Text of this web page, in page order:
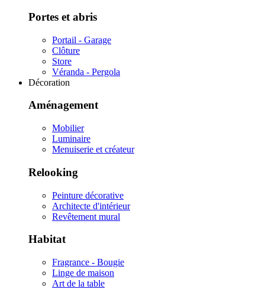
Portes et abris
Portail - Garage
Clôture
Store
Véranda - Pergola
Décoration
Aménagement
Mobilier
Luminaire
Menuiserie et créateur
Relooking
Peinture décorative
Architecte d'intérieur
Revêtement mural
Habitat
Fragrance - Bougie
Linge de maison
Art de la table